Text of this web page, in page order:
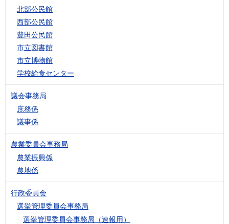
北部公民館
西部公民館
豊田公民館
市立図書館
市立博物館
学校給食センター
議会事務局
庶務係
議事係
農業委員会事務局
農業振興係
農地係
行政委員会
選挙管理委員会事務局
選挙管理委員会事務局（速報用）